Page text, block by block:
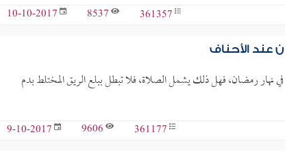
361357
8537
10-10-2017
عند الأحناف
نهار رمضان، فهل ذلك يشمل الصلاة، فلا تبطل ببلع الريق المختلط بدم
361177
9606
9-10-2017